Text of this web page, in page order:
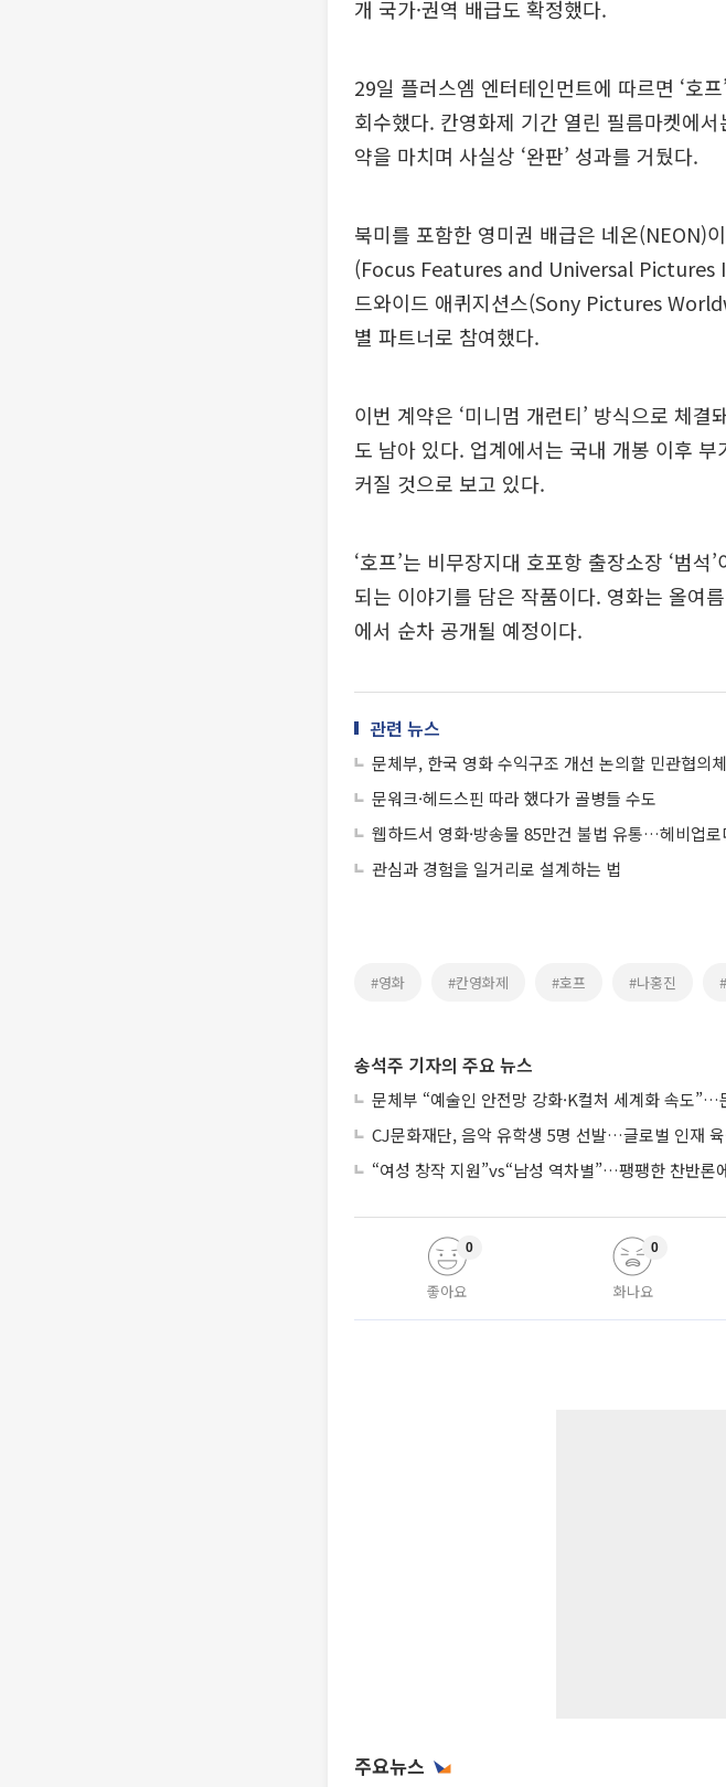
개 국가·권역 배급도 확정했다.
29일 플러스엠 엔터테인먼트에 따르면 ‘호
회수했다. 칸영화제 기간 열린 필름마켓에
약을 마치며 사실상 ‘완판’ 성과를 거뒀다.
북미를 포함한 영미권 배급은 네온(NEON)
(Focus Features and Universal Pictures
드와이드 애퀴지션스(Sony Pictures
별 파트너로 참여했다.
이번 계약은 ‘미니멈 개런티’ 방식으로 체
도 남아 있다. 업계에서는 국내 개봉 이후
커질 것으로 보고 있다.
‘호프’는 비무장지대 호포항 출장소장 ‘범
되는 이야기를 담은 작품이다. 영화는 올여
에서 순차 공개될 예정이다.
관련 뉴스
문체부, 한국 영화 수익구조 개선 논의할 민관협의
문워크·헤드스핀 따라 했다가 골병들 수도
웹하드서 영화·방송물 85만건 불법 유통…헤비업
관심과 경험을 일거리로 설계하는 법
#영화 #칸영화제 #호프 #나홍진
송석주 기자의 주요 뉴스
문체부 “예술인 안전망 강화·K컬처 세계화 속도”…
CJ문화재단, 음악 유학생 5명 선발…글로벌 인재
“여성 창작 지원”vs“남성 역차별”…팽팽한 찬반론
좋아요
0
화나요
0
주요뉴스